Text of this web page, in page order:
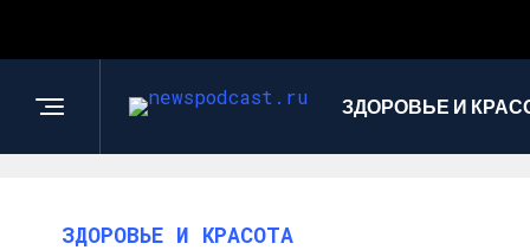
ЗДОРОВЬЕ И
ЗДОРОВЬЕ И КРАСОТА